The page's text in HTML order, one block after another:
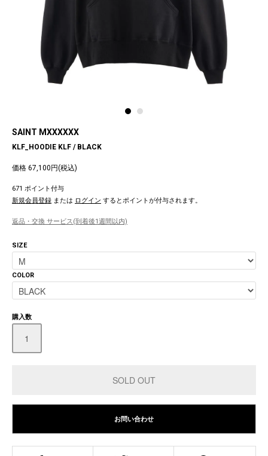
SAINT MXXXXXX
KLF_HOODIE KLF / BLACK
価格 67,100円(税込)
671 ポイント付与
新規会員登録 または ログイン するとポイントが付与されます。
返品・交換 サービス(到着後1週間以内)
SIZE
COLOR
購入数
お問い合わせ